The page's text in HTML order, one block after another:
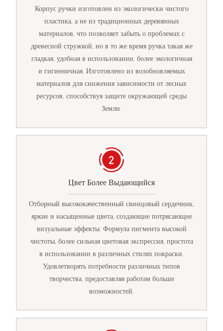
Корпус ручки изготовлен из экологически чистого
пластика, а не из традиционных деревянных
материалов, что позволяет забыть о проблемах с
древесной стружкой, но в то же время ручка такая же
гладкая, удобная в использовании, более экологичная
и гигиеничная. Изготовлено из возобновляемых
материалов для снижения зависимости от лесных
ресурсов, способствуя защите окружающей среды
Земли.
Цвет Более Выдающийся
Отборный высококачественный свинцовый сердечник,
яркие и насыщенные цвета, создающие потрясающие
визуальные эффекты. Формула пигмента высокой
чистоты, более сильная цветовая экспрессия, простота
в использовании в различных стилях покраски.
Удовлетворять потребности различных типов
творчества, предоставляя работам больше
возможностей.